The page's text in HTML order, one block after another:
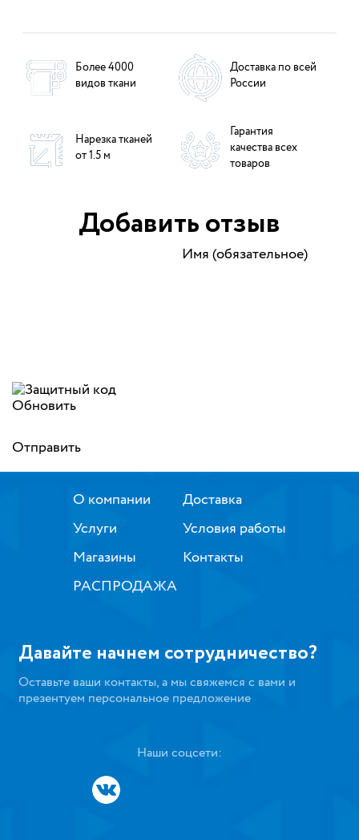
Более 4000
видов ткани
Доставка по всей
России
Нарезка тканей
от 1.5 м
Гарантия
качества всех
товаров
Добавить отзыв
Имя (обязательное)
Обновить
Отправить
О компании
Услуги
Магазины
РАСПРОДАЖА
Доставка
Условия работы
Контакты
Давайте начнем сотрудничество?
Оставьте ваши контакты, а мы свяжемся с вами и
презентуем персональное предложение
Наши соцсети: